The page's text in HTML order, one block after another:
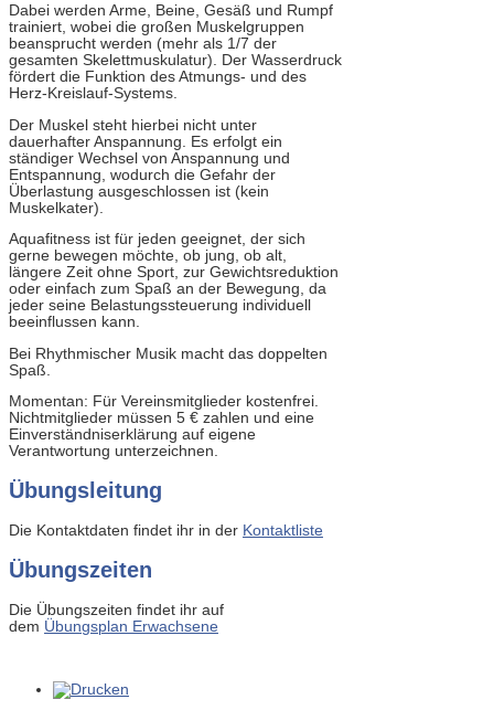
Dabei werden Arme, Beine, Gesäß und Rumpf
trainiert, wobei die großen Muskelgruppen
beansprucht werden (mehr als 1/7 der
gesamten Skelettmuskulatur). Der Wasserdruck
fördert die Funktion des Atmungs- und des
Herz-Kreislauf-Systems.
Der Muskel steht hierbei nicht unter
dauerhafter Anspannung. Es erfolgt ein
ständiger Wechsel von Anspannung und
Entspannung, wodurch die Gefahr der
Überlastung ausgeschlossen ist (kein
Muskelkater).
Aquafitness ist für jeden geeignet, der sich
gerne bewegen möchte, ob jung, ob alt,
längere Zeit ohne Sport, zur Gewichtsreduktion
oder einfach zum Spaß an der Bewegung, da
jeder seine Belastungssteuerung individuell
beeinflussen kann.
Bei Rhythmischer Musik macht das doppelten
Spaß.
Momentan: Für Vereinsmitglieder kostenfrei.
Nichtmitglieder müssen 5 € zahlen und eine
Einverständniserklärung auf eigene
Verantwortung unterzeichnen.
Übungsleitung
Die Kontaktdaten findet ihr in der Kontaktliste
Übungszeiten
Die Übungszeiten findet ihr auf
dem Übungsplan Erwachsene